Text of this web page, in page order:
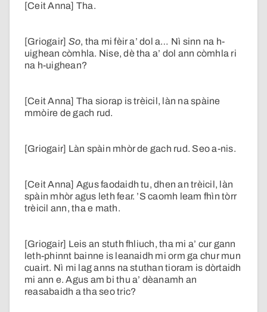
[Ceit Anna] Tha.
[Griogair] So, tha mi fèir a’ dol a… Nì sinn na h-
uighean còmhla. Nise, dè tha a’ dol ann còmhla ri
na h-uighean?
[Ceit Anna] Tha siorap is trèicil, làn na spàine
mmòire de gach rud.
[Griogair] Làn spàin mhòr de gach rud. Seo a-nis.
[Ceit Anna] Agus faodaidh tu, dhen an trèicil, làn
spàin mhòr agus leth fear. ’S caomh leam fhìn tòrr
trèicil ann, tha e math.
[Griogair] Leis an stuth fhliuch, tha mi a’ cur gann
leth-phinnt bainne is leanaidh mi orm ga chur mun
cuairt. Nì mi lag anns na stuthan tioram is dòrtaidh
mi ann e. Agus am bi thu a’ dèanamh an
reasabaidh a tha seo tric?